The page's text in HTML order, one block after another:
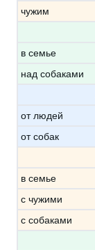
чужим
в семье
над собаками
от людей
от собак
в семье
с чужими
с собаками